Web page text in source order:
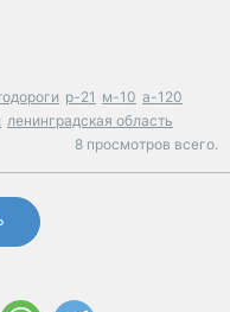
р-21 м-10 а-120
ленинградская область
8 просмотров всего.